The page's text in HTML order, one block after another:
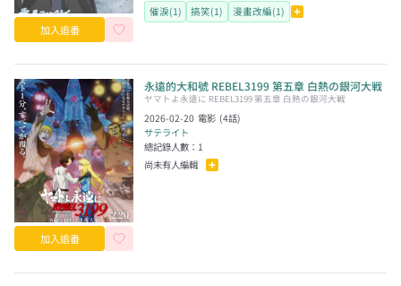
加入追番
催淚(1)
搞笑(1) 漫畫改編(1)
加入追番
永遠的大和號 REBEL3199 第五章 白熱の銀河大戦
ヤマトよ永遠に REBEL3199 第五章 白熱の銀河大戦
2026-02-20 電影 (4話)
サテライト
總記錄人數： 1
尚未有人編輯